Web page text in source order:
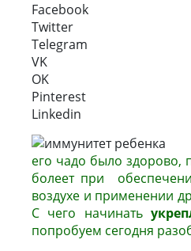
Facebook
Twitter
Telegram
VK
OK
Pinterest
Linkedin
его чадо было здорово,
болеет при
воздухе и применении
С чего начинать
попробуем сегодня